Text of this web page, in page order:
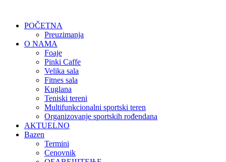
POČETNA
Preuzimanja
O NAMA
Foaje
Pinki Caffe
Velika sala
Fitnes sala
Kuglana
Teniski tereni
Multifunkcionalni sportski teren
Organizovanje sportskih rođendana
AKTUELNO
Bazen
Termini
Cenovnik